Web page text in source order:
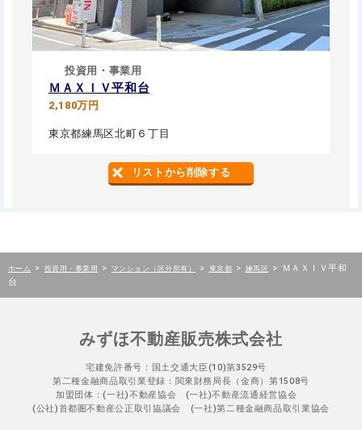
投資用・事業用
ＭＡＸＩＶ平和台
2,180万円
東京都練馬区北町６丁目
リストから削除する
ホーム > 投資用・事業用 > マンション（区分所有） > 東京都 > 練馬区 >
ＭＡＸＩＶ平和
台
みずほ不動産販売株式会社
宅建免許番号：国土交通大臣(10)第3529号
第二種金融商品取引業登録：関東財務局長（金商）第1508号
加盟団体：(一社)不動産協会 (一社)不動産流通経営協会
(公社)首都圏不動産公正取引協議会 (一社)第二種金融商品取引業協会